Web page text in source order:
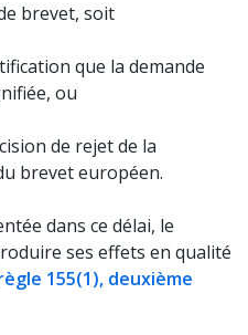
brevet, soit
que la demande
ou
de rejet de la
brevet européen.
dans ce délai, le
ses effets en qualité
155(1), deuxième